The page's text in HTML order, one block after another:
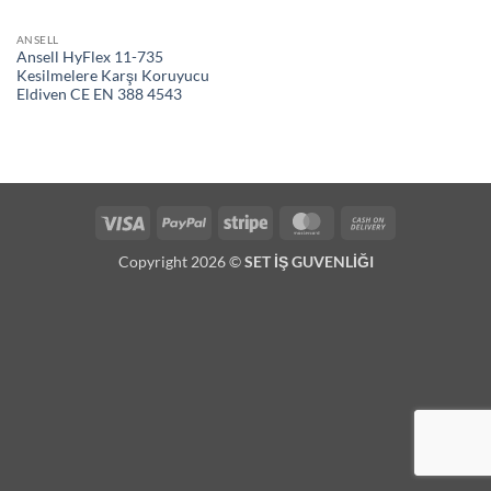
ANSELL
Ansell HyFlex 11-735
Kesilmelere Karşı Koruyucu
Eldiven CE EN 388 4543
Visa PayPal Stripe MasterCard
Copyright 2026 ©SET İŞ GUVENLİĞI